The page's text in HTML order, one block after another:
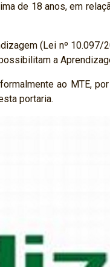
de 18 anos, em
(Lei nº 10.097/
a
ao MTE,
portaria.